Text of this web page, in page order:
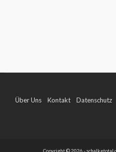
Über Uns Kontakt Datenschutz
Copyright © 2026 -